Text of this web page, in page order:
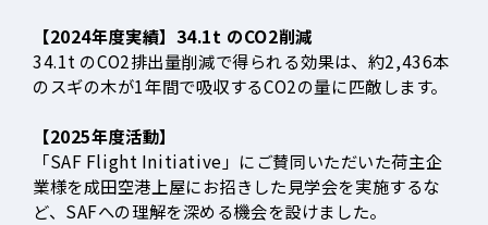
【2024年度実績】34.1t のCO2削減
34.1t のCO2排出量削減で得られる効果は、約2,436本
のスギの木が1年間で吸収するCO2の量に匹敵します。
【2025年度活動】
「SAF Flight Initiative」にご賛同いただいた荷主企
業様を成田空港上屋にお招きした見学会を実施するな
ど、SAFへの理解を深める機会を設けました。